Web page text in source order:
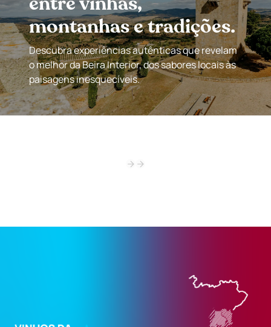
montanhas e tradições.
Descubra experiências autênticas que revelam
o melhor da Beira Interior, dos sabores locais às
paisagens inesquecíveis.